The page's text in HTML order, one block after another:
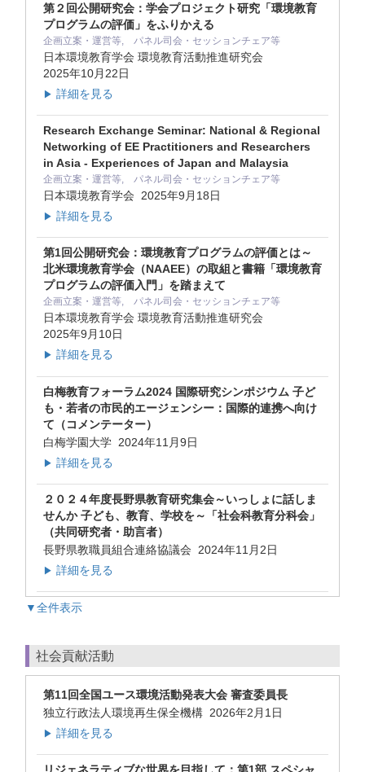
第２回公開研究会：学会プロジェクト研究「環境教育
プログラムの評価」をふりかえる
企画立案・運営等, パネル司会・セッションチェア等
日本環境教育学会 環境教育活動推進研究会
2025年10月22日
▶ 詳細を見る
Research Exchange Seminar: National & Regional
Networking of EE Practitioners and Researchers
in Asia - Experiences of Japan and Malaysia
企画立案・運営等, パネル司会・セッションチェア等
日本環境教育学会 2025年9月18日
▶ 詳細を見る
第1回公開研究会：環境教育プログラムの評価とは～
北米環境教育学会（NAAEE）の取組と書籍「環境教育
プログラムの評価入門」を踏まえて
企画立案・運営等, パネル司会・セッションチェア等
日本環境教育学会 環境教育活動推進研究会
2025年9月10日
▶ 詳細を見る
白梅教育フォーラム2024 国際研究シンポジウム 子ど
も・若者の市民的エージェンシー：国際的連携へ向け
て（コメンテーター）
白梅学園大学 2024年11月9日
▶ 詳細を見る
２０２４年度長野県教育研究集会～いっしょに話しま
せんか 子ども、教育、学校を～「社会科教育分科会」
（共同研究者・助言者）
長野県教職員組合連絡協議会 2024年11月2日
▶ 詳細を見る
▼全件表示
社会貢献活動
第11回全国ユース環境活動発表大会 審査委員長
独立行政法人環境再生保全機構 2026年2月1日
▶ 詳細を見る